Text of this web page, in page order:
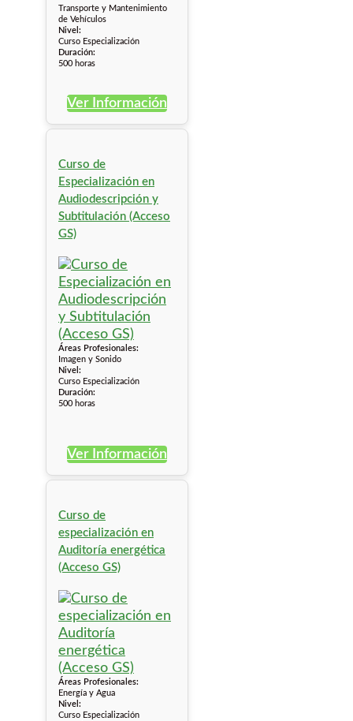
Transporte y Mantenimiento
de Vehículos
Nivel:
Curso Especialización
Duración:
500 horas
Ver Información
Curso de
Especialización en
Audiodescripción y
Subtitulación (Acceso
GS)
Áreas Profesionales:
Imagen y Sonido
Nivel:
Curso Especialización
Duración:
500 horas
Ver Información
Curso de
especialización en
Auditoría energética
(Acceso GS)
Áreas Profesionales:
Energía y Agua
Nivel:
Curso Especialización